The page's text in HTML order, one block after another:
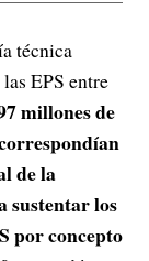
técnica
EPS entre
millones de
de la
sustentar los
por concepto